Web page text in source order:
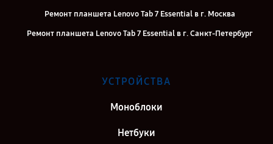
Ремонт планшета Lenovo Tab 7 Essential в г. Москва
Ремонт планшета Lenovo Tab 7 Essential в г. Санкт-Петербург
УСТРОЙСТВА
Моноблоки
Нетбуки